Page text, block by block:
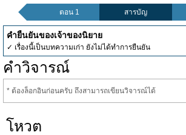
ตอน 1 สารบัญ
คำยืนยันของเจ้าของนิยาย
✓ เรื่องนี้เป็นบทความเก่า ยังไม่ได้ทำการยืนยัน
คำวิจารณ์
* ต้องล็อกอินก่อนครับ ถึงสามารถเขียนวิจารณ์ได้
โหวต